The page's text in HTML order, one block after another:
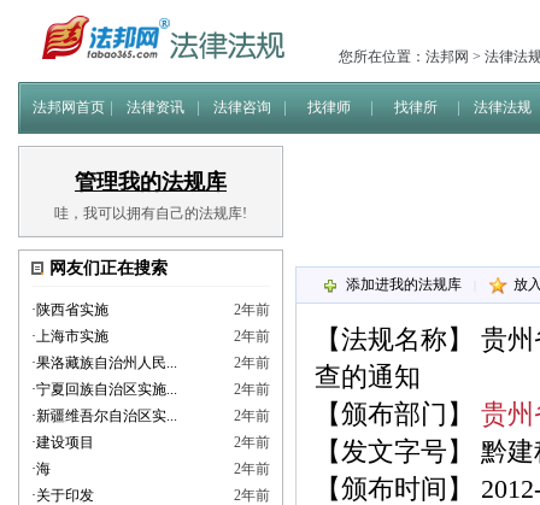
您所在位置： 法邦网 > 法律法
法邦网首页 法律资讯 法律咨询 找律师 找律所 法律法规
管理我的法规库
哇，我可以拥有自己的法规库!
网友们正在搜索
·陕西省实施
2年前
·上海市实施
2年前
·果洛藏族自治州人民...
2年前
·宁夏回族自治区实施...
2年前
·新疆维吾尔自治区实...
2年前
·建设项目
2年前
·海
2年前
·关于印发
2年前
添加进我的法规库 放
【法规名称】 贵州
查的通知
【颁布部门】 贵州
【发文字号】 黔
【颁布时间】